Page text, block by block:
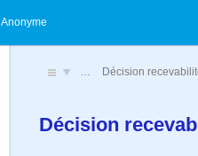
Anonyme
… Décision
Décision